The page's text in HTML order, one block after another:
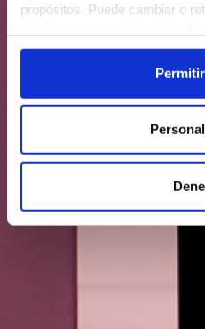
propósitos. Puede cambiar o
clicando en el Menú de
Si lo permite, también
que puede tener una
Identificar su
para buscar
Obtenga más información